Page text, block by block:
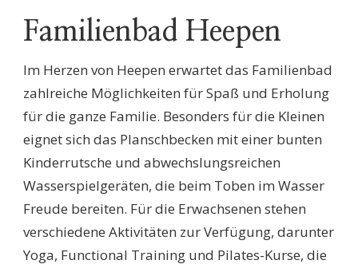
Familienbad Heepen
Im Herzen von Heepen erwartet das Familienbad
zahlreiche Möglichkeiten für Spaß und Erholung
für die ganze Familie. Besonders für die Kleinen
eignet sich das Planschbecken mit einer bunten
Kinderrutsche und abwechslungsreichen
Wasserspielgeräten, die beim Toben im Wasser
Freude bereiten. Für die Erwachsenen stehen
verschiedene Aktivitäten zur Verfügung, darunter
Yoga, Functional Training und Pilates-Kurse, die